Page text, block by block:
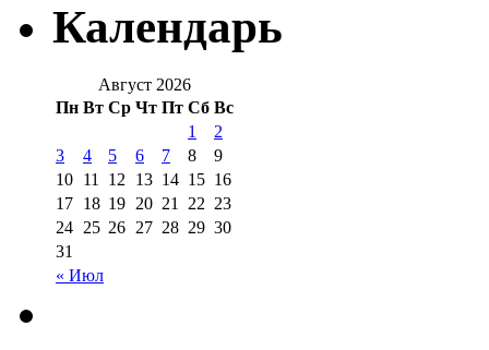
Календарь
Август 2026
Пн Вт Ср Чт Пт Сб Вс
« Июл
1
2
3
4 5 6 7 8
9
10 11 12 13 14 15 16
17 18 19 20 21 22 23
24 25 26 27 28 29 30
31